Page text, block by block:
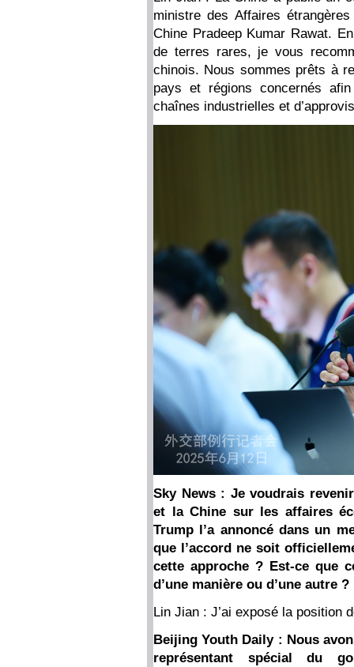
ministre des Affaires
Chine Pradeep Kumar Rawat.
de terres rares, je vous
chinois. Nous sommes prêts à
pays et régions concernés
chaînes industrielles et
Sky News : Je voudrais
et la Chine sur les affaires
Trump l’a annoncé dans un
que l’accord ne soit
cette approche ? Est-ce que
d’une manière ou d’une autre ?
Lin Jian : J’ai exposé la position
Beijing Youth Daily : Nous
représentant spécial du